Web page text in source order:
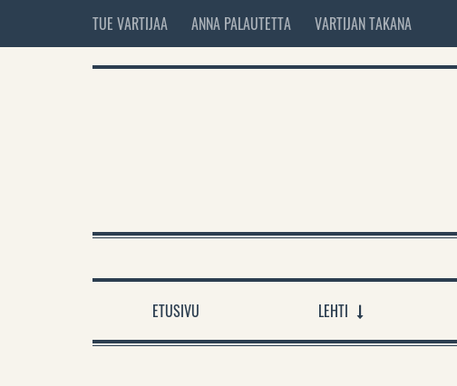
TUE VARTIJAA ANNA PALAUTETTA VARTIJAN TAKANA
ETUSIVU LEHTI